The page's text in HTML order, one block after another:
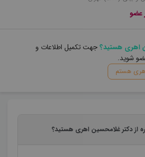
عضو
اهری هستید؟جهت تکمیل اطلاعات و
شوید.
هستم
از دکتر غلامحسین اهری هستید؟